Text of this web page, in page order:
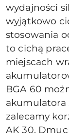
wydajności
wyjątkowo
stosowania
to cichą
miejscach
BGA 60
akumulatora
zalecamy
AK 30.